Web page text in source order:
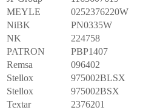
MEYLE
0252376220W
NiBK
PN0335W
NK
224758
PATRON
PBP1407
Remsa
096402
Stellox
975002BLSX
Stellox
975002BSX
Textar
2376201